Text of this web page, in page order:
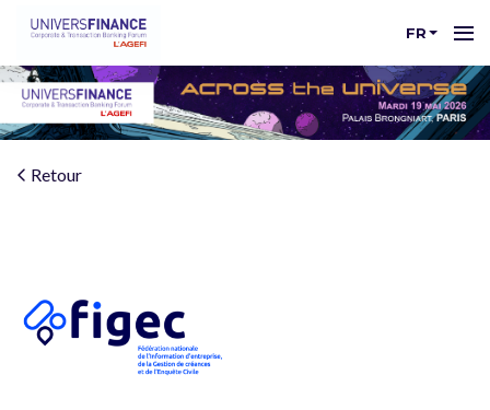
FR
Retour